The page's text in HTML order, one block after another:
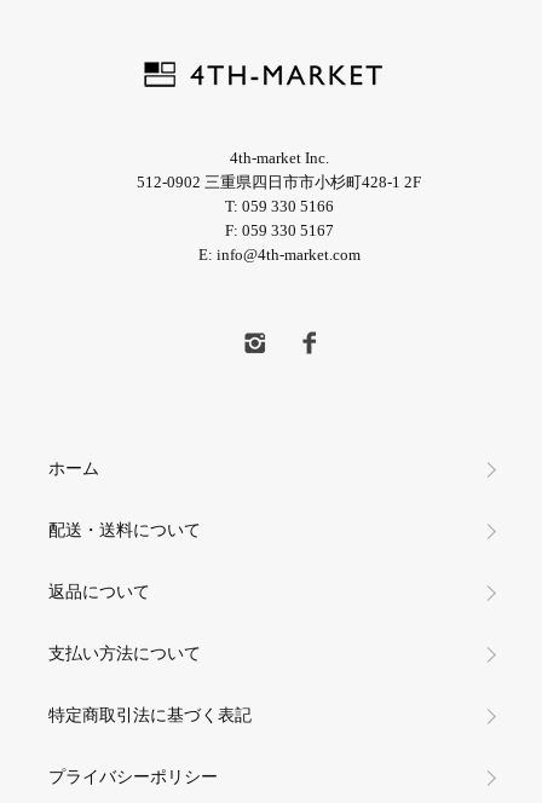
4th-market Inc.
512-0902 三重県四日市市小杉町428-1 2F
T: 059 330 5166
F: 059 330 5167
E: info@4th-market.com
ホーム
配送・送料について
返品について
支払い方法について
特定商取引法に基づく表記
プライバシーポリシー